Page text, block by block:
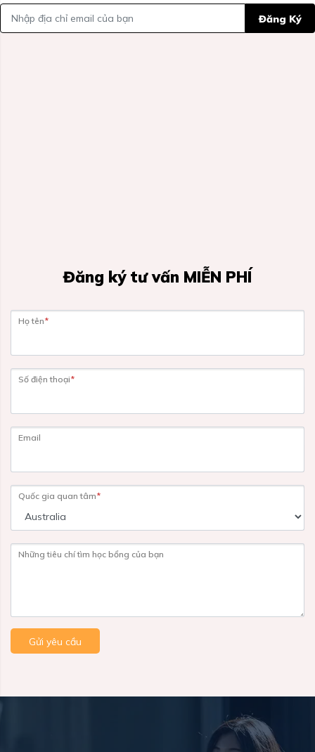
Đăng Ký
Đăng ký tư vấn MIỄN PHÍ
Họ tên*
Số điện thoại*
Email
Quốc gia quan tâm*
Những tiêu chí tìm học bổng của bạn
Gửi yêu cầu